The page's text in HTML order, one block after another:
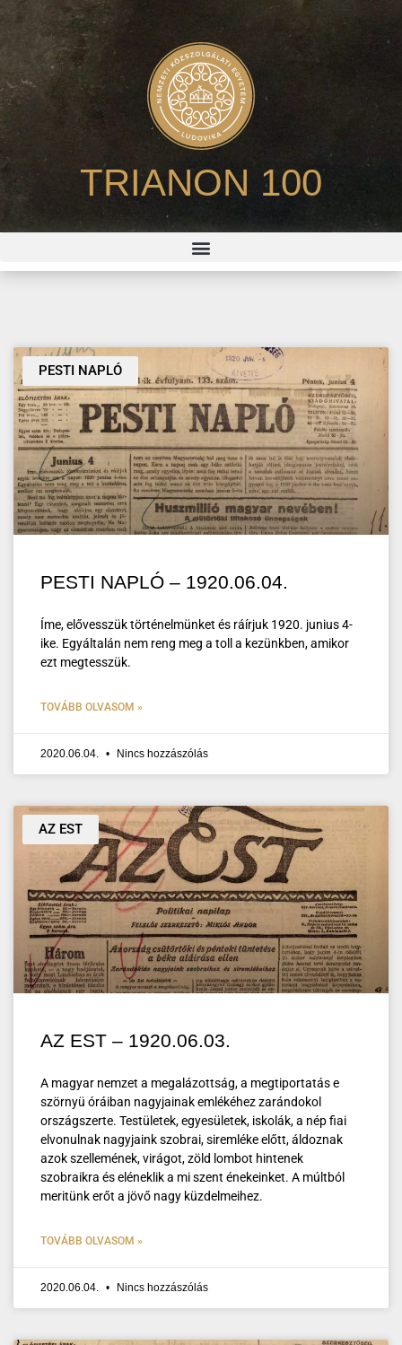
TRIANON 100
PESTI NAPLÓ
PESTI NAPLÓ – 1920.06.04.
Íme, elővesszük történelmünket és ráírjuk 1920. junius 4-
ike. Egyáltalán nem reng meg a toll a kezünkben, amikor
ezt megtesszük.
TOVÁBB OLVASOM »
2020.06.04. Nincs hozzászólás
AZ EST
AZ EST – 1920.06.03.
A magyar nemzet a megalázottság, a megtiportatás e
szörnyü óráiban nagyjainak emlékéhez zarándokol
országszerte. Testületek, egyesületek, iskolák, a nép fiai
elvonulnak nagyjaink szobrai, siremléke előtt, áldoznak
azok szellemének, virágot, zöld lombot hintenek
szobraikra és eléneklik a mi szent énekeinket. A múltból
meritünk erőt a jövő nagy küzdelmeihez.
TOVÁBB OLVASOM »
2020.06.04. Nincs hozzászólás